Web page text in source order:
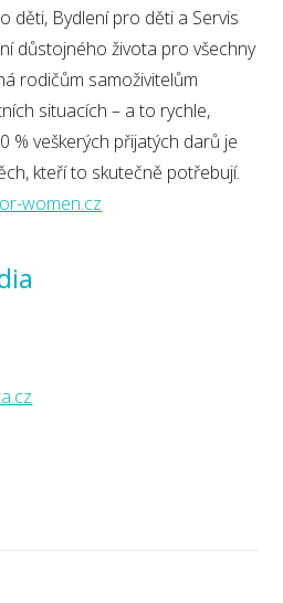
děti, Bydlení pro děti a Servis
důstojného života pro všechny
rodičům samoživitelům
situacích – a to rychle,
% veškerých přijatých darů je
kteří to skutečně potřebují.
women.cz